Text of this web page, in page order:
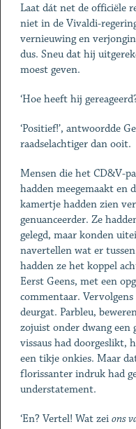
Laat dát net de officiële
niet in de ­Vivaldi-
vernieuwing en
dus. Sneu dat hij
moest geven.
‘Hoe heeft hij
‘Positief!’, antwoordde
raadselachtiger dan ooit.
Mensen die het CD&V-
hadden meegemaakt en
kamertje hadden zien
genuanceerder. Ze
gelegd, maar konden
navertellen wat er
hadden ze het koppel
Eerst Geens, met een
commentaar.
deurgat. Parbleu,
zojuist onder dwang een
vissaus had doorgeslikt,
een tikje onkies. Maar
florissanter indruk had
understatement.
‘En? Vertel! Wat zei ons